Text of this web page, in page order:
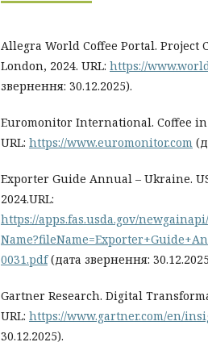
Allegra World Coffee Portal. Project
London, 2024. URL: https://
звернення: 30.12.2025).
Euromonitor International. Coffee
URL: https://www.euromonitor.com
Exporter Guide Annual – Ukraine.
2024.URL:
https://apps.fas.usda.gov/
0031.pdf(дата звернення:
Gartner Research. Digital
URL: https://www.gartner.com/en/
30.12.2025).